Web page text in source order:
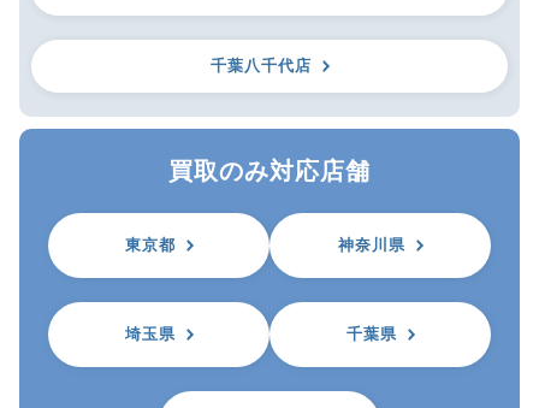
千葉八千代店
買取のみ対応店舗
東京都 神奈川県
埼玉県 千葉県